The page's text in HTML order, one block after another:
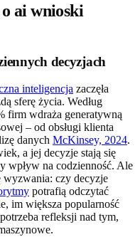
ai wnioski
decyzjach
inteligencja zaczęła
sferę życia. Według
firm wdraża generatywną
– od obsługi klienta
danych McKinsey, 2024.
a jej decyzje stają się
wpływ na codzienność. Ale
wyzwania: czy decyzje
potrafią odczytać
im większa popularność
refleksji nad tym,